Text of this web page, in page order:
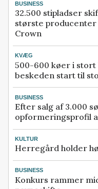
BUSINESS
32.500 stipladser
største producenter
Crown
KVÆG
500-600 køer i
beskeden start til
BUSINESS
Efter salg af 3.000
opformeringsprofil
KULTUR
Herregård holder
BUSINESS
Konkurs rammer